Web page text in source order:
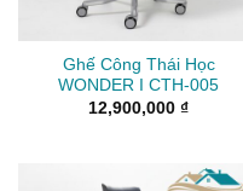
Ghế Công Thái Học
WONDER I CTH-005
12,900,000 ₫